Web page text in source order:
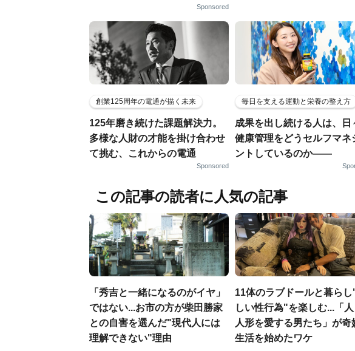
Sponsored
創業125周年の電通が描く未来
125年磨き続けた課題解決力。
多様な人財の才能を掛け合わせ
て挑む、これからの電通
Sponsored
毎日を支える運動と栄養の整え方
成果を出し続ける人は、日
健康管理をどうセルフマネ
ントしているのか——
この記事の読者に人気の記事
「秀吉と一緒になるのがイヤ」
ではない...お市の方が柴田勝家
との自害を選んだ"現代人には
理解できない"理由
11体のラブドールと暮ら
しい性行為"を楽しむ...「人
人形を愛する男たち」が奇
生活を始めたワケ